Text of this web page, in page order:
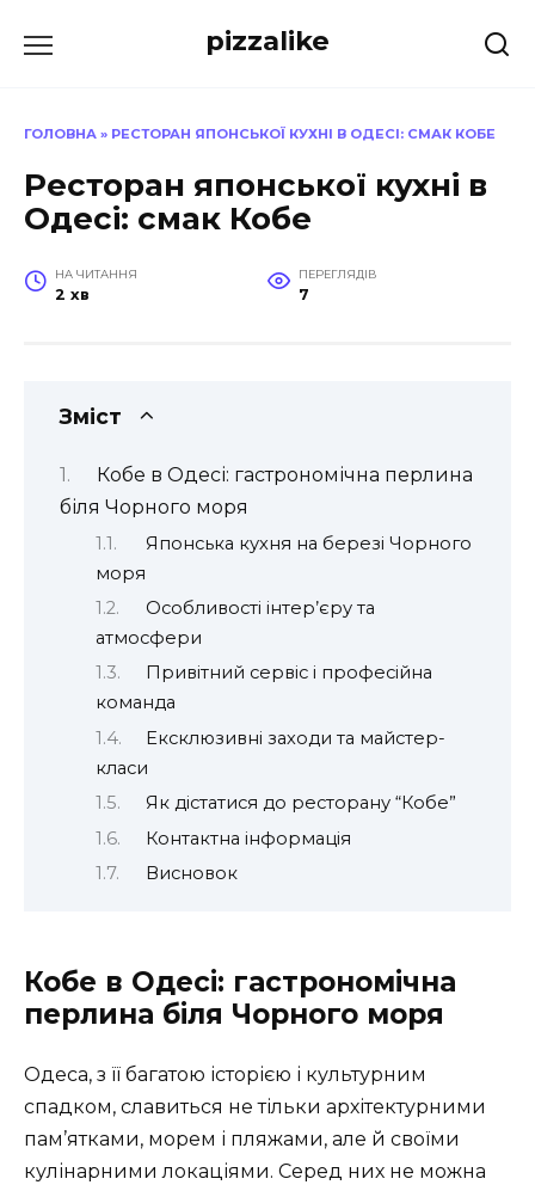
до
pizzalike
ГОЛОВНА » РЕСТОРАН ЯПОНСЬКОЇ КУХНІ В ОДЕСІ: СМАК КОБЕ
Ресторан японської кухні в
Одесі: смак Кобе
НА ЧИТАННЯ
2 хв
ПЕРЕГЛЯДІВ
7
Зміст
Кобе в Одесі: гастрономічна перлина
біля Чорного моря
Японська кухня на березі Чорного
моря
Особливості інтер’єру та
атмосфери
Привітний сервіс і професійна
команда
Ексклюзивні заходи та майстер-
класи
Як дістатися до ресторану “Кобе”
Контактна інформація
Висновок
Кобе в Одесі: гастрономічна
перлина біля Чорного моря
Одеса, з її багатою історією і культурним
спадком, славиться не тільки архітектурними
пам’ятками, морем і пляжами, але й своїми
кулінарними локаціями. Серед них не можна